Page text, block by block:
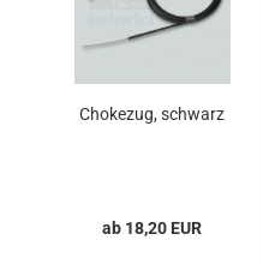
Chokezug, schwarz
ab 18,20 EUR